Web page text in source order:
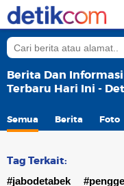
Berita Dan
Terbaru Hari Ini -
Semua Berita Foto
Tag Terkait:
#jabodetabek